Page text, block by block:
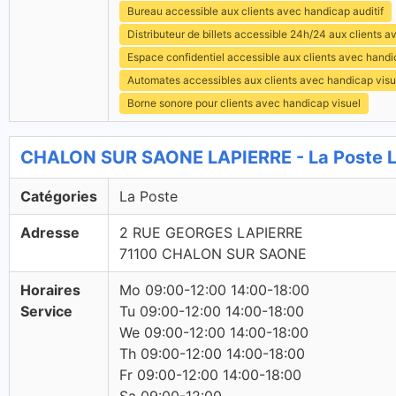
Bureau accessible aux clients avec handicap auditif
Distributeur de billets accessible 24h/24 aux clients
Espace confidentiel accessible aux clients avec
Automates accessibles aux clients avec handicap
Borne sonore pour clients avec handicap visuel
CHALON SUR SAONE LAPIERRE - La Poste
Catégories La Poste
Adresse
2 RUE GEORGES LAPIERRE
71100 CHALON SUR SAONE
Horaires
Service
Mo 09:00-12:00 14:00-18:00
Tu 09:00-12:00 14:00-18:00
We 09:00-12:00 14:00-18:00
Th 09:00-12:00 14:00-18:00
Fr 09:00-12:00 14:00-18:00